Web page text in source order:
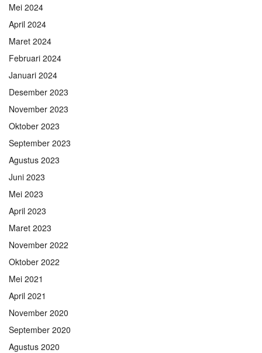
Mei 2024
April 2024
Maret 2024
Februari 2024
Januari 2024
Desember 2023
November 2023
Oktober 2023
September 2023
Agustus 2023
Juni 2023
Mei 2023
April 2023
Maret 2023
November 2022
Oktober 2022
Mei 2021
April 2021
November 2020
September 2020
Agustus 2020